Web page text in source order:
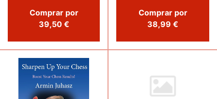
Comprar por
39,50 €
Comprar por
38,99 €